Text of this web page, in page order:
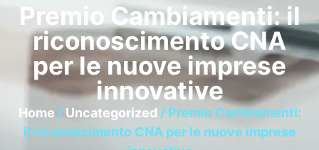
Premio Cambiamenti: il
riconoscimento CNA
per le nuove imprese
innovative
Home / Uncategorized / Premio Cambiamenti:
il riconoscimento CNA per le nuove imprese